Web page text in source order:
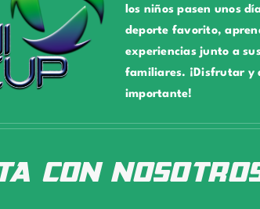
los niños pasen unos
deporte favorito,
experiencias junto a
familiares. ¡Disfrutar y
importante!
con